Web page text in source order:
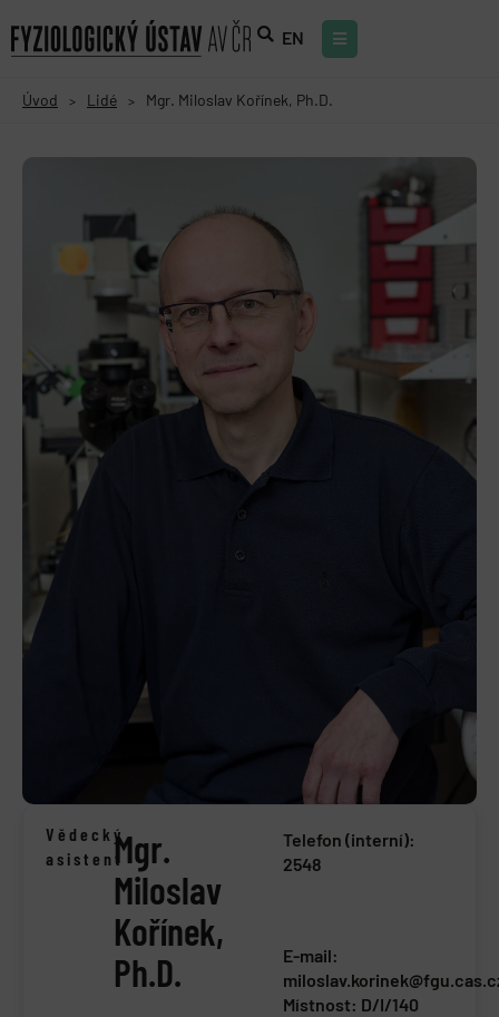
EN
Úvod > Lidé > Mgr. Miloslav Kořínek, Ph.D.
Vědecký
asistentMgr.
Miloslav
Kořínek,
Ph.D.
Telefon (interní):
2548
E-mail:
Místnost: D/I/140